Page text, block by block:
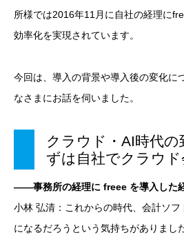
所様では2016年11月に自社の経理に
効率化を実現されています。
今回は、導入の背景や導入後の変化に
なさまにお話を伺いました。
クラウド・AI時代の
ずは自社でクラウド
――事務所の経理に freee を導入した
小林 弘清：これからの時代、会計ソフ
になるだろうという気持ちがありまし